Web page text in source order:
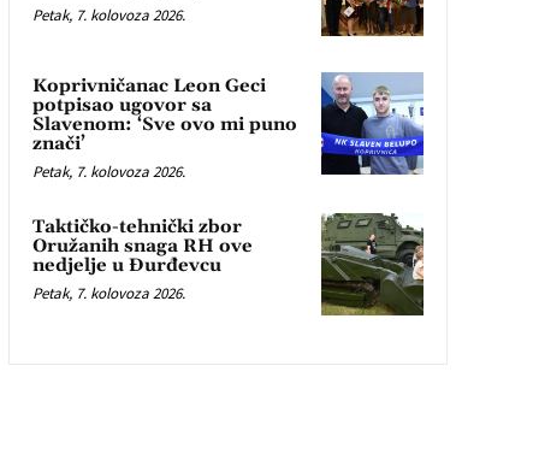
Petak, 7. kolovoza 2026.
Koprivničanac Leon Geci
potpisao ugovor sa
Slavenom: ‘Sve ovo mi puno
znači’
Petak, 7. kolovoza 2026.
Taktičko-tehnički zbor
Oružanih snaga RH ove
nedjelje u Đurđevcu
Petak, 7. kolovoza 2026.